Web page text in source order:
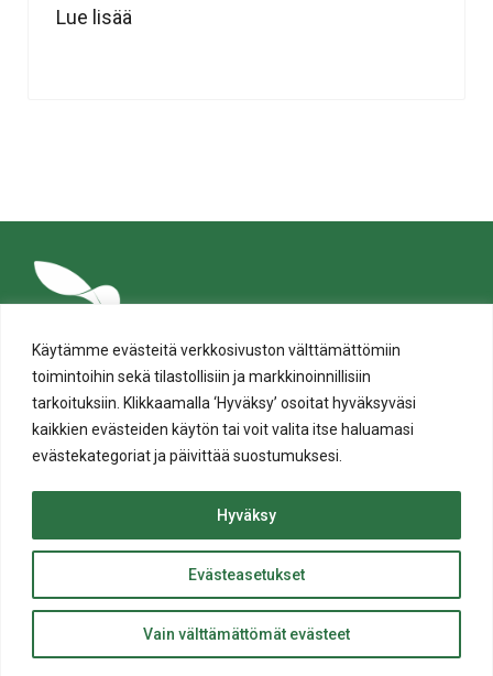
Käytämme evästeitä verkkosivuston välttämättömiin
toimintoihin sekä tilastollisiin ja markkinoinnillisiin
tarkoituksiin. Klikkaamalla ‘Hyväksy’ osoitat hyväksyväsi
kaikkien evästeiden käytön tai voit valita itse haluamasi
evästekategoriat ja päivittää suostumuksesi.
Evästeasetukset
Vain välttämättömät evästeet
Hyväksy
Lue lisää
ylös
© Salon kaupunki 2020 • All rights reserved.
Website crafted byEvermade.